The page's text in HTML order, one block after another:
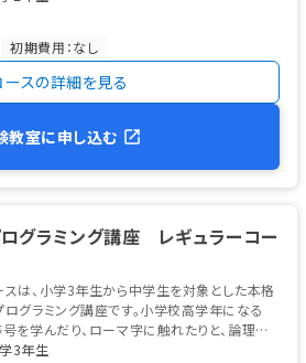
初期費用：なし
ースの詳細を見る
教室に申し込む
ログラミング講座 レギュラーコー
スは、小学3年生から中学生を対象とした本格
ログラミング講座です。小学校高学年になる
号を学んだり、ローマ字に触れたりと、論理的
う時期。 ...
3年生